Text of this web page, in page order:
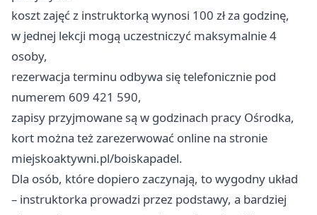
koszt zajęć z instruktorką wynosi 100 zł za godzinę,
w jednej lekcji mogą uczestniczyć maksymalnie 4
osoby,
rezerwacja terminu odbywa się telefonicznie pod
numerem 609 421 590,
zapisy przyjmowane są w godzinach pracy Ośrodka,
kort można też zarezerwować online na stronie
miejskoaktywni.pl/boiskapadel.
Dla osób, które dopiero zaczynają, to wygodny układ
– instruktorka prowadzi przez podstawy, a bardziej